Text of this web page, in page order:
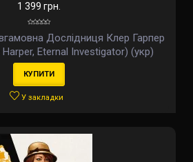
1 399 грн.
Дослідниця Клер Гарпер
Eternal Investigator) (укр)
КУПИТИ
У закладки